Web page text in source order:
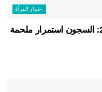
اخبار المرأة
التقرير الشهري – مايو / أيار 2026: السجون استمرار ملحمة